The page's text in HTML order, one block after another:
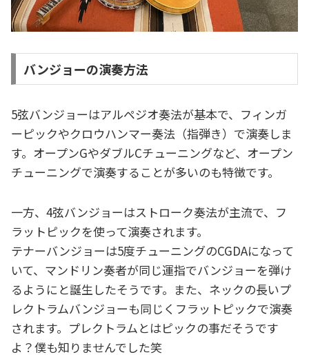
バンジョーの演奏方法
5弦バンジョーはアルペジオ奏法が基本で、フィンガ
ーピックやクロウハンマー奏法（指弾き）で演奏しま
す。オープンGやダブルCチューニングなど、オープン
チューニングで演奏することが多いのも特徴です。
一方、4弦バンジョーはストローク奏法が主流で、フ
ラットピックを使って演奏されます。
テナーバンジョーは5度チューニングのCGDAになって
いて、マンドリン奏者が同じ運指でバンジョーを弾け
るようにと誕生したそうです。また、ネックの長いプ
レクトラムバンジョーも同じくフラットピックで演奏
されます。プレクトラムとはピックの事だそうです
よ？僕も知りませんでした笑